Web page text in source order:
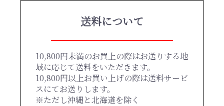
送料について
10,800円未満のお買上の際はお送りする地
域に応じて送料をいただきます。
10,800円以上お買い上げの際は送料サービ
スにてお送りします。
※ただし沖縄と北海道を除く